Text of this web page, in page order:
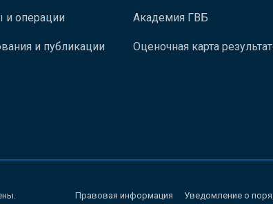
и операции
и публикации
Академия ГВБ
Оценочная карта
Правовая информация Уведомление о